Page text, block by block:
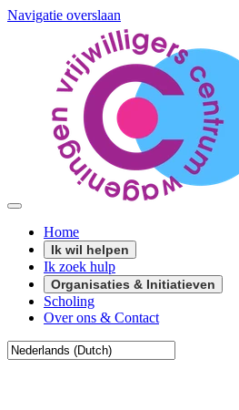
Navigatie overslaan
Home
Ik wil helpen
Ik zoek hulp
Organisaties & Initiatieven
Scholing
Over ons & Contact